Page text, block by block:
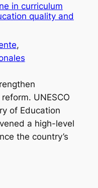
in curriculum
quality and
UNESCO
of Education
a high-level
the country’s